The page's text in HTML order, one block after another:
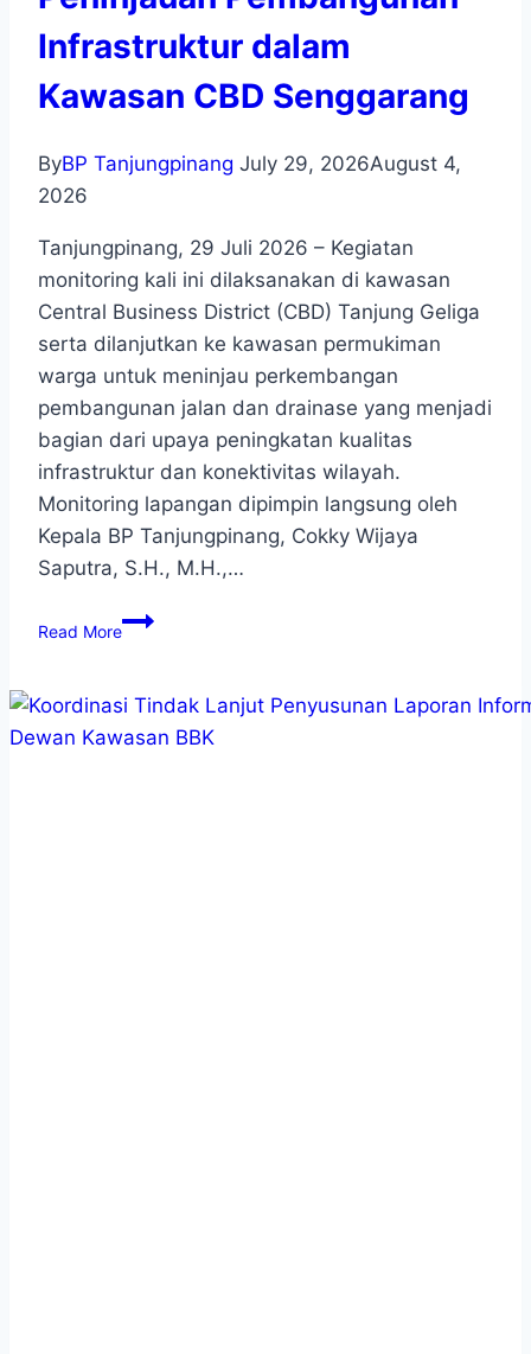
Infrastruktur dalam
Kawasan CBD Senggarang
ByBP Tanjungpinang July 29, 2026August 4,
2026
Tanjungpinang, 29 Juli 2026 – Kegiatan
monitoring kali ini dilaksanakan di kawasan
Central Business District (CBD) Tanjung Geliga
serta dilanjutkan ke kawasan permukiman
warga untuk meninjau perkembangan
pembangunan jalan dan drainase yang menjadi
bagian dari upaya peningkatan kualitas
infrastruktur dan konektivitas wilayah.
Monitoring lapangan dipimpin langsung oleh
Kepala BP Tanjungpinang, Cokky Wijaya
Saputra, S.H., M.H.,…
Read More